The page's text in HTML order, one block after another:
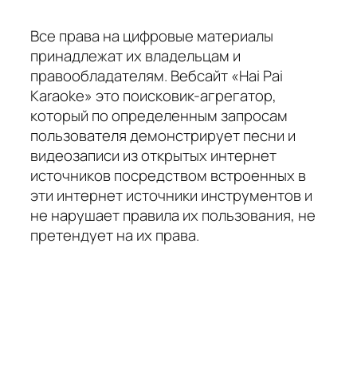
Все права на цифровые материалы
принадлежат их владельцам и
правообладателям. Вебсайт «Hai Pai
Karaoke» это поисковик-агрегатор,
который по определенным запросам
пользователя демонстрирует песни и
видеозаписи из открытых интернет
источников посредством встроенных в
эти интернет источники инструментов и
не нарушает правила их пользования, не
претендует на их права.